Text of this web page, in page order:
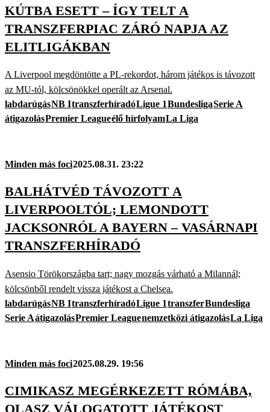
KÚTBA ESETT – ÍGY TELT A
TRANSZFERPIAC ZÁRÓ NAPJA AZ
ELITLIGÁKBAN
A Liverpool megdöntötte a PL-rekordot, három játékos is távozott
az MU-tól, kölcsönökkel operált az Arsenal.
labdarúgásNB ItranszferhíradóLigue 1BundesligaSerie A
átigazolásPremier Leagueélő hírfolyamLa Liga
Minden más foci2025.08.31. 23:22
BALHÁTVÉD TÁVOZOTT A
LIVERPOOLTÓL; LEMONDOTT
JACKSONRÓL A BAYERN – VASÁRNAPI
TRANSZFERHÍRADÓ
Asensio Törökországba tart; nagy mozgás várható a Milannál;
kölcsönből rendelt vissza játékost a Chelsea.
labdarúgásNB ItranszferhíradóLigue 1transzferBundesliga
Serie AátigazolásPremier Leaguenemzetközi átigazolásLa Liga
Minden más foci2025.08.29. 19:56
CIMIKASZ MEGÉRKEZETT RÓMÁBA,
OLASZ VÁLOGATOTT JÁTÉKOST